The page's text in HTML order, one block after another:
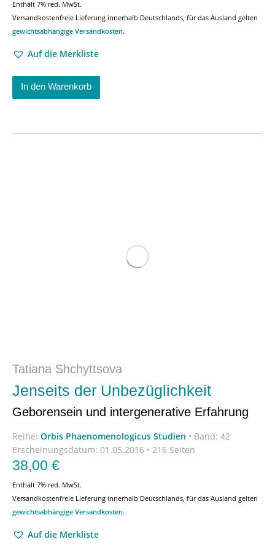
Enthält 7% red. MwSt.
Versandkostenfreie Lieferung innerhalb Deutschlands, für das Ausland gelten
gewichtsabhängige Versandkosten.
Auf die Merkliste
In den Warenkorb
Tatiana Shchyttsova
Jenseits der Unbezüglichkeit
Geborensein und intergenerative Erfahrung
Reihe: Orbis Phaenomenologicus Studien • Band: 42
Erscheinungsdatum: 01.05.2016 • 216 Seiten
38,00 €
Enthält 7% red. MwSt.
Versandkostenfreie Lieferung innerhalb Deutschlands, für das Ausland gelten
gewichtsabhängige Versandkosten.
Auf die Merkliste